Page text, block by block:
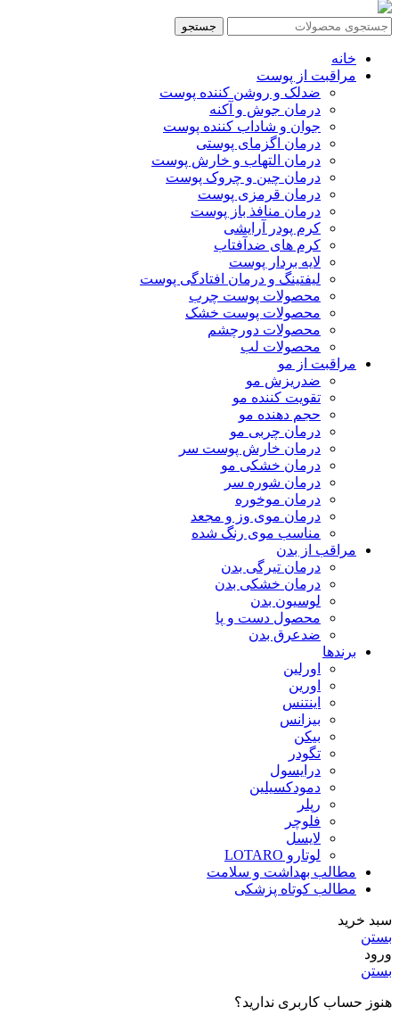
جستجو
خانه
مراقبت از پوست
ضدلک و روشن کننده پوست
درمان جوش و آکنه
جوان و شاداب کننده پوست
درمان اگزمای پوستی
درمان التهاب و خارش پوست
درمان چین و چروک پوست
درمان قرمزی پوست
درمان منافذ باز پوست
کرم پودر آرایشی
کرم های ضدآفتاب
لایه بردار پوست
لیفتینگ و درمان افتادگی پوست
محصولات پوست چرب
محصولات پوست خشک
محصولات دورچشم
محصولات لب
مراقبت از مو
ضدریزش مو
تقویت کننده مو
حجم دهنده مو
درمان چربی مو
درمان خارش پوست سر
درمان خشکی مو
درمان شوره سر
درمان موخوره
درمان موی وز و مجعد
مناسب موی رنگ شده
مراقب از بدن
درمان تیرگی بدن
درمان خشکی بدن
لوسیون بدن
محصول دست و پا
ضدعرق بدن
برندها
اورلین
اورین
اینتنس
بیزانس
بیکن
تگودر
درایسول
دمودکسیلین
رپلر
فلوچر
لایسل
لوتارو LOTARO
مطالب بهداشت و سلامت
مطالب کوتاه پزشکی
سبد خرید
بستن
ورود
بستن
هنوز حساب کاربری ندارید؟